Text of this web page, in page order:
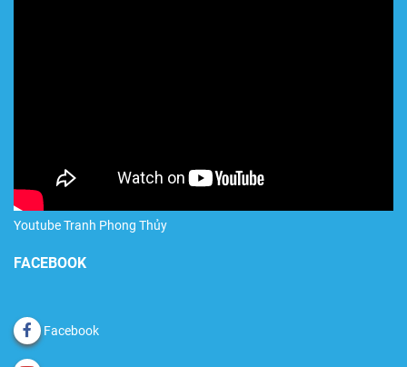
Youtube Tranh Phong Thủy
FACEBOOK
Facebook